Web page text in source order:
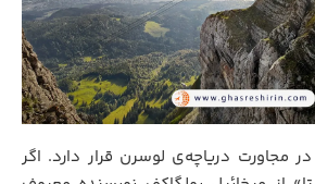
مجاورت دریاچه‌ی لوسرن قرار دارد. اگر